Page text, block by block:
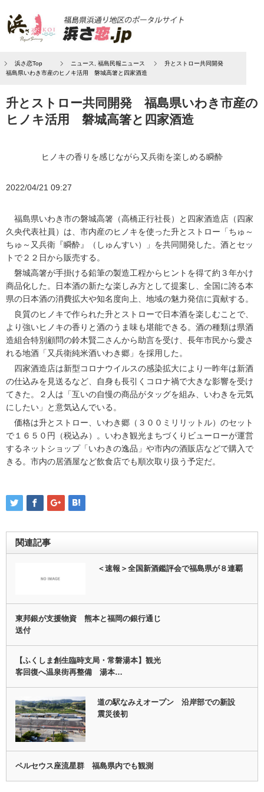
浜さ恋Top ニュース 福島民報ニュース
升とストロー共同開発
福島県いわき市産のヒノキ活用 磐城高箸と四家酒造
升とストロー共同開発 福島県いわき市産の
ヒノキ活用 磐城高箸と四家酒造
ヒノキの香りを感じながら又兵衛を楽しめる瞬酔
2022/04/21 09:27
福島県いわき市の磐城高箸（高橋正行社長）と四家酒造店（四家
久央代表社員）は、市内産のヒノキを使った升とストロー「ちゅ～
ちゅ～又兵衛『瞬酔』（しゅんすい）」を共同開発した。酒とセッ
トで２２日から販売する。
磐城高箸が手掛ける鉛筆の製造工程からヒントを得て約３年かけ
商品化した。日本酒の新たな楽しみ方として提案し、全国に誇る本
県の日本酒の消費拡大や知名度向上、地域の魅力発信に貢献する。
良質のヒノキで作られた升とストローで日本酒を楽しむことで、
より強いヒノキの香りと酒のうま味も堪能できる。酒の種類は県酒
造組合特別顧問の鈴木賢二さんから助言を受け、長年市民から愛さ
れる地酒「又兵衛純米酒いわき郷」を採用した。
四家酒造店は新型コロナウイルスの感染拡大により一昨年は新酒
の仕込みを見送るなど、自身も長引くコロナ禍で大きな影響を受け
てきた。２人は「互いの自慢の商品がタッグを組み、いわきを元気
にしたい」と意気込んでいる。
価格は升とストロー、いわき郷（３００ミリリットル）のセット
で１６５０円（税込み）。いわき観光まちづくりビューローが運営
するネットショップ「いわきの逸品」や市内の酒販店などで購入で
きる。市内の居酒屋など飲食店でも順次取り扱う予定だ。
関連記事
＜速報＞全国新酒鑑評会で福島県が８連覇
東邦銀が支援物資 熊本と福岡の銀行通じ
送付
【ふくしま創生臨時支局・常磐湯本】観光
客回復へ温泉街再整備 湯本…
道の駅なみえオープン 沿岸部での新設
震災後初
ペルセウス座流星群 福島県内でも観測